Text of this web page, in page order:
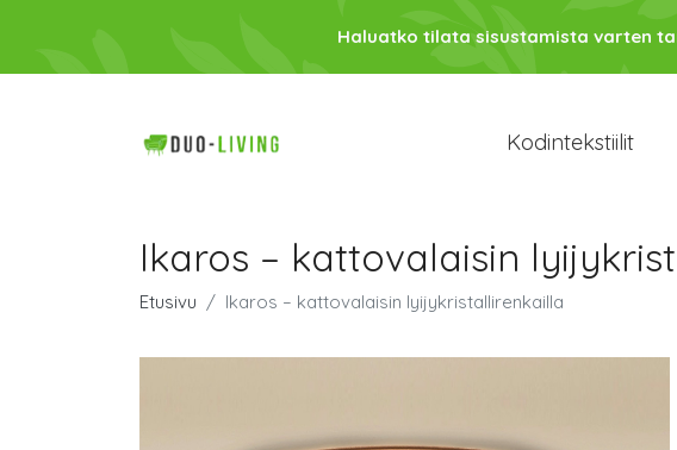
Haluatko tilata sisustamista varten
Kodintekstiilit
Ikaros – kattovalaisin
Etusivu Ikaros – kattovalaisin lyijykristallirenkailla